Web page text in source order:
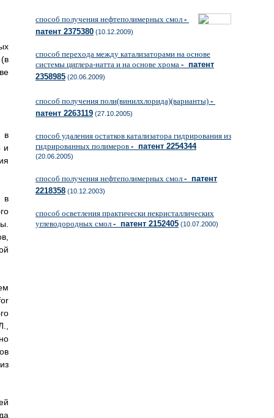
в
и
в
способ получения нефтеполимерных смол -
патент 2375380 (10.12.2009)
способ перехода между катализаторами на основе
системы циглера-натта и на основе хрома - патент
2358985 (20.06.2009)
способ получения поли(винилхлорида)(варианты) -
патент 2263119 (27.10.2005)
способ удаления остатков катализатора гидрирования из
гидрированных полимеров - патент 2254344
(20.06.2005)
способ получения нефтеполимерных смол - патент
2218358 (10.12.2003)
способ осветления практически некристаллических
углеводородных смол - патент 2152405 (10.07.2000)